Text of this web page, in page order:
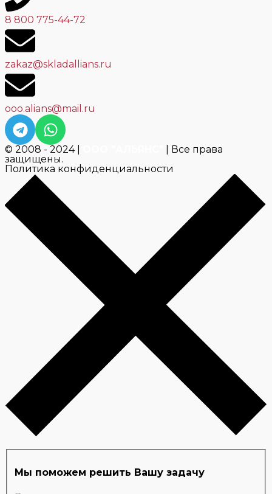
8 800 775-44-72
zakaz@skladallians.ru
ooo.alians@mail.ru
© 2008 - 2024 |
| Все права
защищены.
Политика конфиденциальности
Мы поможем решить Вашу задачу